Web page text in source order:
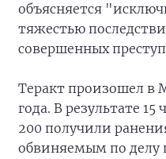
объясняется
тяжестью
совершенных
Теракт произошел в
года. В результате 15
200 получили
обвиняемым по делу